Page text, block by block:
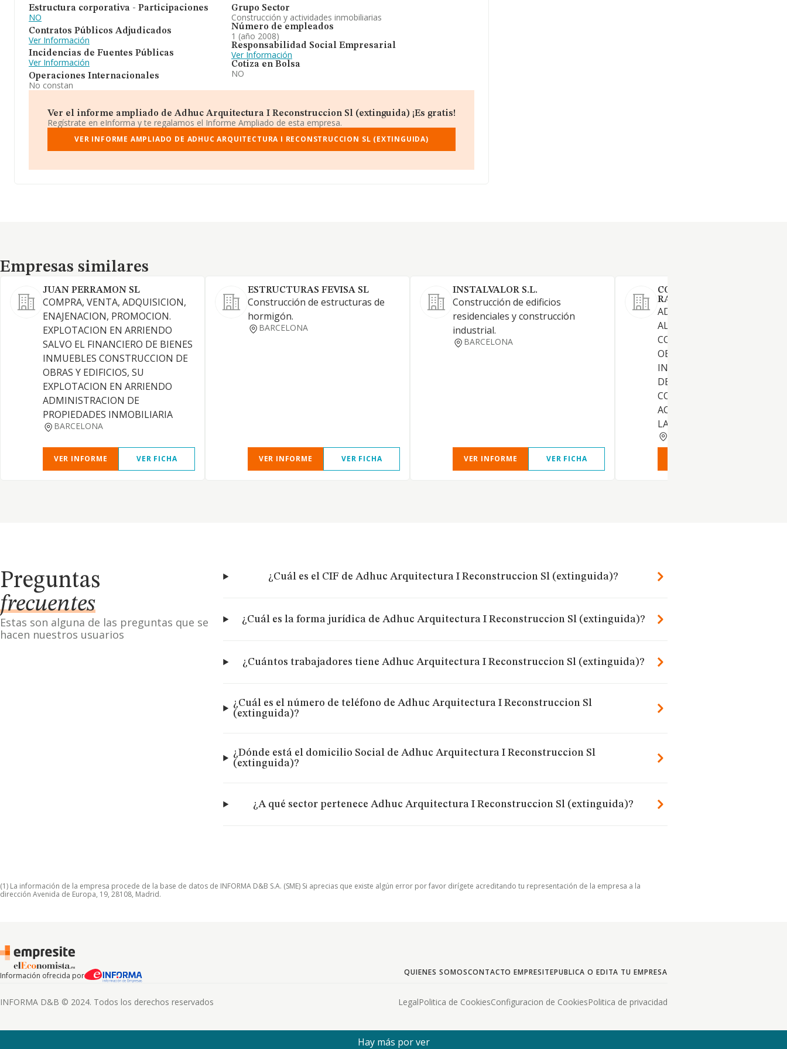
Estructura corporativa - Participaciones
NO
Contratos Públicos Adjudicados
Ver Información
Incidencias de Fuentes Públicas
Ver Información
Operaciones Internacionales
No constan
Grupo Sector
Construcción y actividades inmobiliarias
Número de empleados
1 (año 2008)
Responsabilidad Social Empresarial
Ver Información
Cotiza en Bolsa
NO
Ver el informe ampliado de Adhuc Arquitectura I Reconstruccion Sl (extinguida) ¡Es gratis!
Regístrate en eInforma y te regalamos el Informe Ampliado de esta empresa.
VER INFORME AMPLIADO DE ADHUC ARQUITECTURA I RECONSTRUCCION SL (EXTINGUIDA)
Empresas similares
Empresas similares
JUAN PERRAMON SL
COMPRA, VENTA, ADQUISICION,
ENAJENACION, PROMOCION.
EXPLOTACION EN ARRIENDO
SALVO EL FINANCIERO DE BIENES
INMUEBLES CONSTRUCCION DE
OBRAS Y EDIFICIOS, SU
EXPLOTACION EN ARRIENDO
ADMINISTRACION DE
PROPIEDADES INMOBILIARIA
BARCELONA
VER INFORME VER FICHA
ESTRUCTURAS FEVISA SL
Construcción de estructuras de
hormigón.
BARCELONA
VER INFORME VER FICHA
INSTALVALOR S.L.
Construcción de edificios
residenciales y construcción
industrial.
BARCELONA
VER INFORME VER FICHA
CONSTRUCCIONES
RAMON MORENO SL
ADQUISICION,
ALQUILER DE FINCAS,
CONTRATACION Y
OBRAS CONSTRUCCION DE
INMUEBLES Y POSTERIOR
DE LAS FINCAS
COMO CUALQUIER OTRA
ACTIVIDAD RELACIONADA
LA ANTERIOR
Preguntas
frecuentes
Estas son alguna de las preguntas que se
hacen nuestros usuarios
¿Cuál es el CIF de Adhuc Arquitectura I Reconstruccion Sl (extinguida)?
¿Cuál es la forma jurídica de Adhuc Arquitectura I Reconstruccion Sl (extinguida)?
¿Cuántos trabajadores tiene Adhuc Arquitectura I Reconstruccion Sl (extinguida)?
¿Cuál es el número de teléfono de Adhuc Arquitectura I Reconstruccion Sl
(extinguida)?
¿Dónde está el domicilio Social de Adhuc Arquitectura I Reconstruccion Sl
(extinguida)?
¿A qué sector pertenece Adhuc Arquitectura I Reconstruccion Sl (extinguida)?
(1) La información de la empresa procede de la base de datos de INFORMA D&B S.A. (SME) Si aprecias que existe algún error por favor dirígete acreditando tu representación de la empresa a la
dirección Avenida de Europa, 19, 28108, Madrid.
Información ofrecida por QUIENES SOMOSCONTACTO EMPRESITEPUBLICA O EDITA TU EMPRESA
INFORMA D&B © 2024. Todos los derechos reservados LegalPolitica de CookiesConfiguracion de CookiesPolitica de privacidad
Hay más por ver